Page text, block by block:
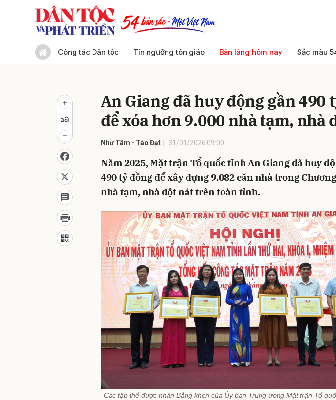
Công tác Dân tộc Tín ngưỡng tôn giáo Bản làng hôm nay Sắc màu
An Giang đã huy động gần 490
để xóa hơn 9.000 nhà tạm, nhà
Như Tâm - Tào Đạt 31/01/2026 09:00
Năm 2025, Mặt trận Tổ quốc tỉnh An Giang đã huy
490 tỷ đồng để xây dựng 9.082 căn nhà trong
nhà tạm, nhà dột nát trên toàn tỉnh.
Các tập thể được nhận Bằng khen của Ủy ban Trung ương Mặt trận Tổ
Gửi bình luận